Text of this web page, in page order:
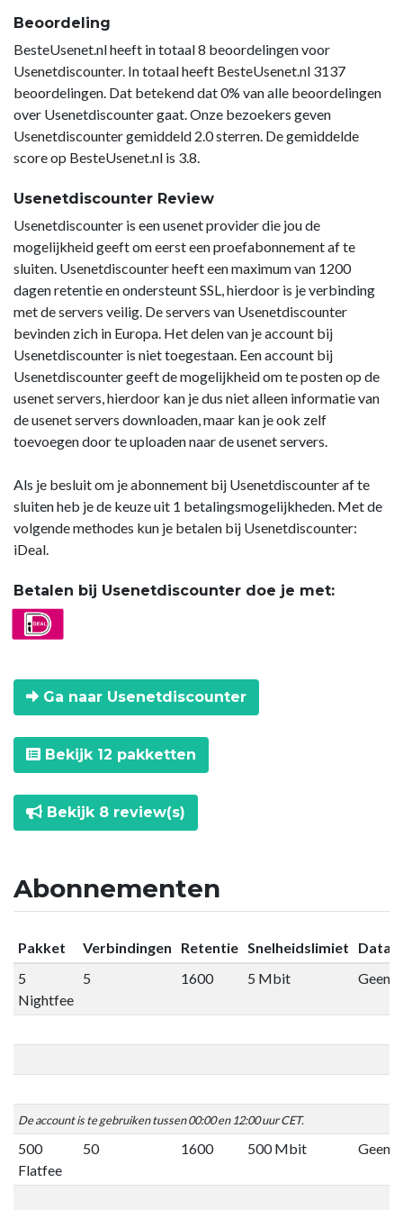
Beoordeling
BesteUsenet.nl heeft in totaal 8 beoordelingen voor
Usenetdiscounter. In totaal heeft BesteUsenet.nl 3137
beoordelingen. Dat betekend dat 0% van alle beoordelingen
over Usenetdiscounter gaat. Onze bezoekers geven
Usenetdiscounter gemiddeld 2.0 sterren. De gemiddelde
score op BesteUsenet.nl is 3.8.
Usenetdiscounter Review
Usenetdiscounter is een usenet provider die jou de
mogelijkheid geeft om eerst een proefabonnement af te
sluiten. Usenetdiscounter heeft een maximum van 1200
dagen retentie en ondersteunt SSL, hierdoor is je verbinding
met de servers veilig. De servers van Usenetdiscounter
bevinden zich in Europa. Het delen van je account bij
Usenetdiscounter is niet toegestaan. Een account bij
Usenetdiscounter geeft de mogelijkheid om te posten op de
usenet servers, hierdoor kan je dus niet alleen informatie van
de usenet servers downloaden, maar kan je ook zelf
toevoegen door te uploaden naar de usenet servers.
Als je besluit om je abonnement bij Usenetdiscounter af te
sluiten heb je de keuze uit 1 betalingsmogelijkheden. Met de
volgende methodes kun je betalen bij Usenetdiscounter:
iDeal.
Betalen bij Usenetdiscounter doe je met:
Ga naar Usenetdiscounter
Bekijk 12 pakketten
Bekijk 8 review(s)
Abonnementen
Pakket Verbindingen Retentie Snelheidslimiet
5
Nightfee
5 1600 5 Mbit Geen
De account is te gebruiken tussen 00:00 en 12:00 uur CET.
500
Flatfee
50 1600 500 Mbit Geen